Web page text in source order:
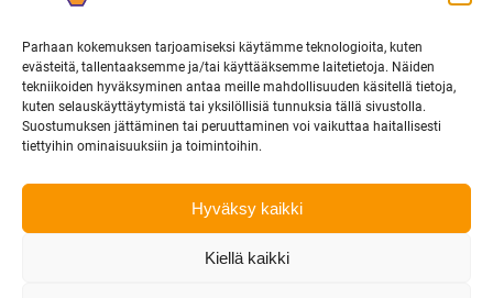
Parhaan kokemuksen tarjoamiseksi käytämme teknologioita, kuten
evästeitä, tallentaaksemme ja/tai käyttääksemme laitetietoja. Näiden
tekniikoiden hyväksyminen antaa meille mahdollisuuden käsitellä tietoja,
kuten selauskäyttäytymistä tai yksilöllisiä tunnuksia tällä sivustolla.
Suostumuksen jättäminen tai peruuttaminen voi vaikuttaa haitallisesti
tiettyihin ominaisuuksiin ja toimintoihin.
Hyväksy kaikki
Kiellä kaikki
OTTELUINFO
UUTISET
YRITYKSILLE
MEDIALLE